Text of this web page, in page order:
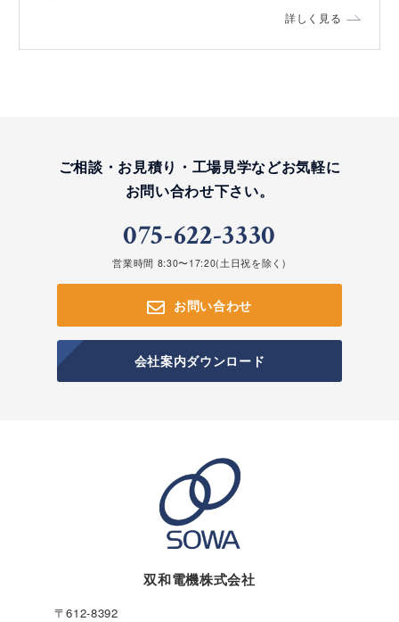
詳しく見る
ご相談・お見積り・工場見学などお気軽に
お問い合わせ下さい。
075-622-3330
営業時間 8:30〜17:20(土日祝を除く)
お問い合わせ
会社案内ダウンロード
双和電機株式会社
〒612-8392